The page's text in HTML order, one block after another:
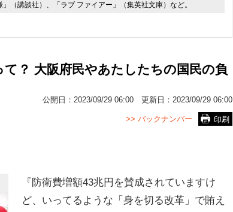
（講談社）、「ラブ ファイアー」（集英社文庫）など。
？ 大阪府民やあたしたちの国民の負
公開日： 2023/09/29 06:00 更新日： 2023/09/29 06:00
印刷
>> バックナンバー
『防衛費増額43兆円を賛成されていますけ
ど、いってるような「身を切る改革」で賄え